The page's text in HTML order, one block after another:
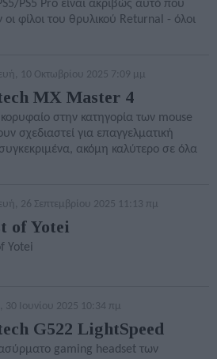
PS5 Pro είναι ακριβώς αυτό που
οι φίλοι του θρυλικού Returnal - όλοι
10 Οκτωβρίου 2025 7:09 μμ
MX Master 4
κορυφαίο στην κατηγορία των mouse
σχεδιαστεί για επαγγελματική
ακόμη καλύτερο σε όλα
26 Σεπτεμβρίου 2025 11:13 πμ
of Yotei
Yotei
30 Ιουνίου 2025 10:34 πμ
G522 LightSpeed
gaming headset των